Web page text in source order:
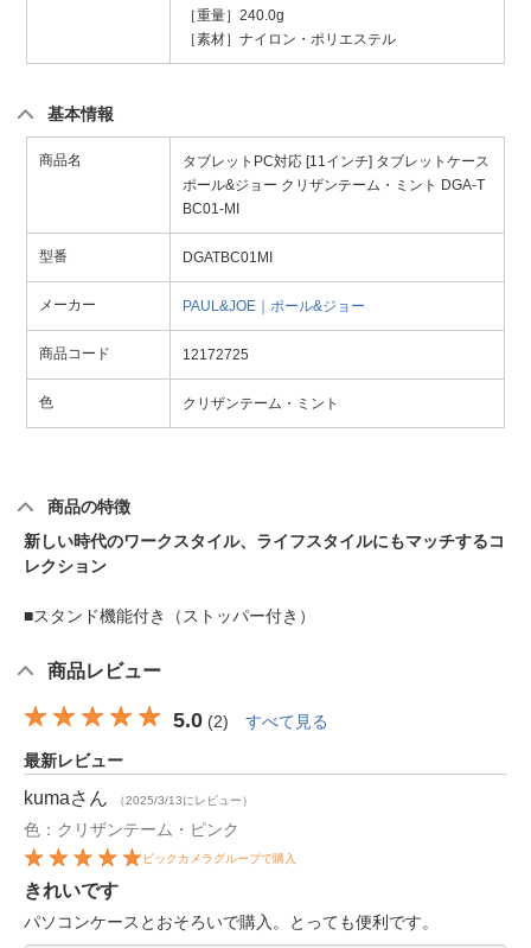
［重量］240.0g
［素材］ナイロン・ポリエステル
基本情報
商品名
タブレットPC対応 [11インチ] タブレットケース
ポール&ジョー クリザンテーム・ミント DGA-T
BC01-MI
型番 DGATBC01MI
メーカー PAUL&JOE｜ポール&ジョー
商品コード 12172725
色 クリザンテーム・ミント
商品の特徴
新しい時代のワークスタイル、ライフスタイルにもマッチするコ
レクション
■スタンド機能付き（ストッパー付き）
商品レビュー
5.0 (2) すべて見る
最新レビュー
kumaさん （2025/3/13にレビュー）
色：クリザンテーム・ピンク
ビックカメラグループで購入
きれいです
パソコンケースとおそろいで購入。とっても便利です。